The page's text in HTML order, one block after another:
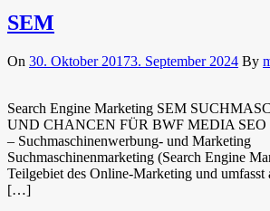
SEM
On 30. Oktober 20173. September 2024 By
Search Engine Marketing SEM
UND CHANCEN FÜR BWF MEDIA SEO
– Suchmaschinenwerbung- und Marketing
Suchmaschinenmarketing (Search Engine
Teilgebiet des Online-Marketing und umfasst
[…]